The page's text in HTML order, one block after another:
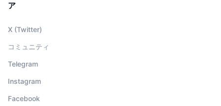
ア
X (Twitter)
コミュニティ
Telegram
Instagram
Facebook